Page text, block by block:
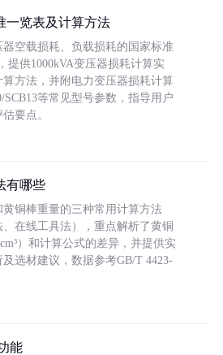
一览表及计算方法
空载损耗、负载损耗的国家标准
提供1000kVA变压器损耗计算实
方法，并附电力变压器损耗计算
SCB13等常见型号参数，指导用户
要点。
有哪些
铜棒重量的三种常用计算方法
、在线工具法），重点解析了黄铜
）和计算公式的差异，并提供实
选材建议，数据参考GB/T 4423-
能